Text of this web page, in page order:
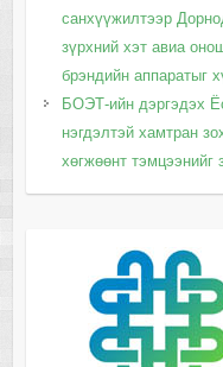
санхүүжилтээр
зүрхний хэт авиа
брэндийн аппаратыг
БОЭТ-ийн дэргэдэх
нэгдэлтэй хамтран
хөгжөөнт тэмцээнийг